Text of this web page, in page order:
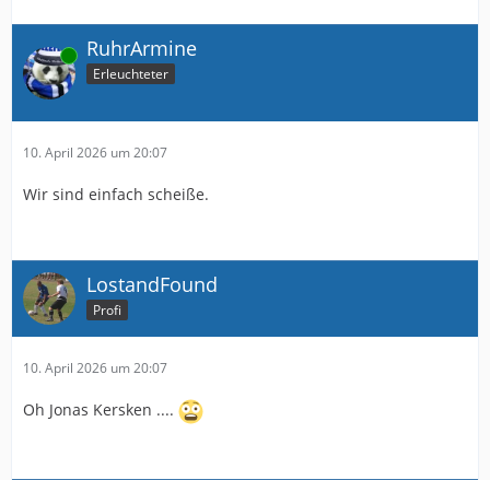
Online RuhrArmine
Erleuchteter
10. April 2026 um 20:07
Wir sind einfach scheiße.
LostandFound
Profi
10. April 2026 um 20:07
Oh Jonas Kersken ....